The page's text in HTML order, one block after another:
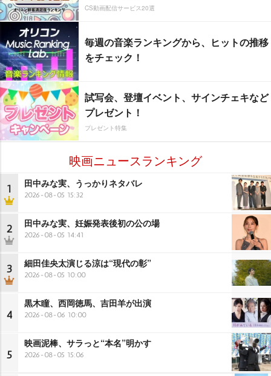
CS動画配信サービス20選
毎週の音楽ランキングから、ヒットの推移
をチェック！
試写会、登壇イベント、サインチェキなど
プレゼント！
プレゼント特集
映画ニュースランキング
1 田中みな実、うっかりネタバレ
2026-08-05 15:32
2 田中みな実、妊娠発表後初の公の場
2026-08-05 14:41
3 細田佳央太演じる涼は“現代の彰”
2026-08-05 10:00
4
黒木瞳、西岡徳馬、吉田羊が出演
2026-08-06 10:00
5
映画泥棒、サラっと“本名”明かす
2026-08-05 15:06